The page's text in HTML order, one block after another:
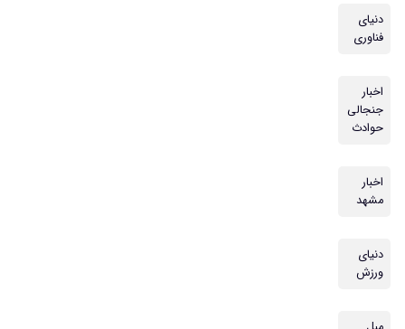
دنیای
فناوری
اخبار
جنجالی
حوادث
اخبار
مشهد
دنیای
ورزش